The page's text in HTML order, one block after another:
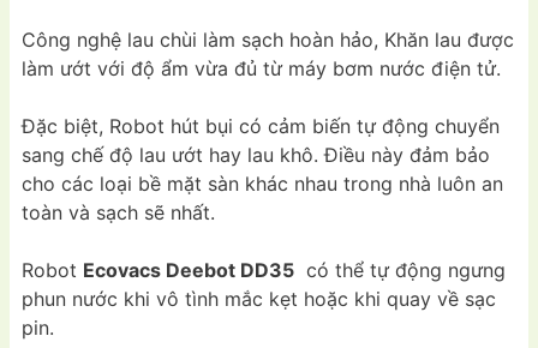
Công nghệ lau chùi làm sạch hoàn hảo, Khăn lau được
làm ướt với độ ẩm vừa đủ từ máy bơm nước điện tử.
Đặc biệt, Robot hút bụi có cảm biến tự động chuyển
sang chế độ lau ướt hay lau khô. Điều này đảm bảo
cho các loại bề mặt sàn khác nhau trong nhà luôn an
toàn và sạch sẽ nhất.
Robot Ecovacs Deebot DD35 có thể tự động ngưng
phun nước khi vô tình mắc kẹt hoặc khi quay về sạc
pin.